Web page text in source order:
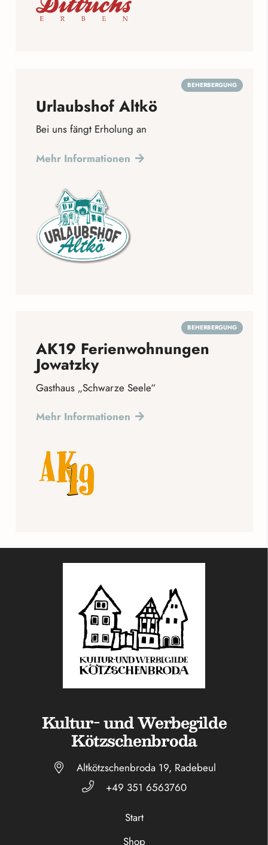
BEHERBERGUNG
Urlaubshof Altkö
Bei uns fängt Erholung an
Mehr Informationen
BEHERBERGUNG
AK19 Ferienwohnungen
Jowatzky
Gasthaus „Schwarze Seele“
Mehr Informationen
Kultur- und Werbegilde
Kötzschenbroda
Altkötzschenbroda 19, Radebeul
+49 351 6563760
Start
Shop